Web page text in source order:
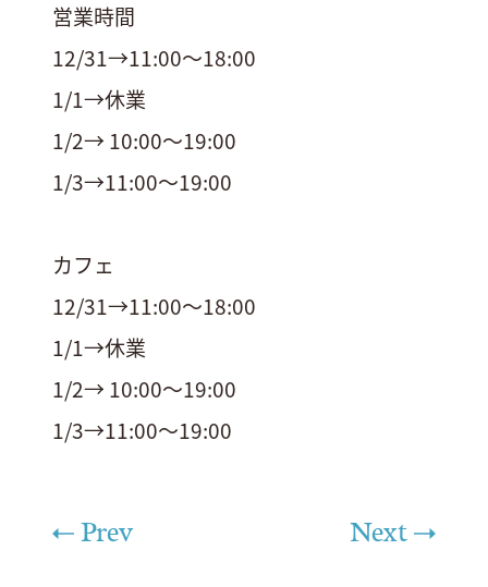
営業時間
12/31→11:00〜18:00
1/1→休業
1/2→ 10:00〜19:00
1/3→11:00〜19:00
カフェ
12/31→11:00〜18:00
1/1→休業
1/2→ 10:00〜19:00
1/3→11:00〜19:00
Prev Next